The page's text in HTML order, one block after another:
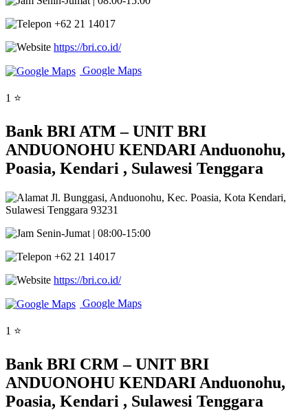
+62 21 14017
https://bri.co.id/
Google Maps
1 ⭐
Bank BRI ATM – UNIT BRI
ANDUONOHU KENDARI Anduonohu,
Poasia, Kendari , Sulawesi Tenggara
Jl. Bunggasi, Anduonohu, Kec. Poasia, Kota Kendari,
Sulawesi Tenggara 93231
Senin-Jumat | 08:00-15:00
+62 21 14017
https://bri.co.id/
Google Maps
1 ⭐
Bank BRI CRM – UNIT BRI
ANDUONOHU KENDARI Anduonohu,
Poasia, Kendari , Sulawesi Tenggara